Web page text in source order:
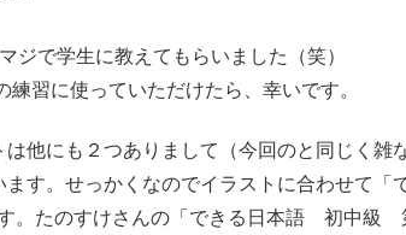
ジで学生に教えてもらいました（笑）
習に使っていただけたら、幸いです。
にも２つありまして（今回のと同じく雑
す。せっかくなのでイラストに合わせて「
す。たのすけさんの「できる日本語 初中